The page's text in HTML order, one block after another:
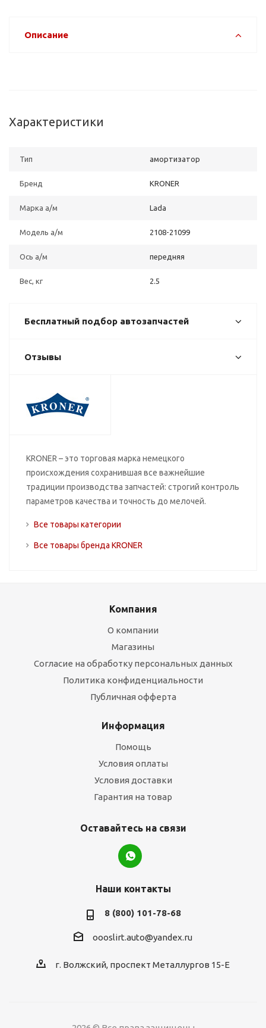
Описание
Характеристики
Тип амортизатор
Бренд KRONER
Марка а/м Lada
Модель а/м 2108-21099
Ось а/м передняя
Вес, кг 2.5
Бесплатный подбор автозапчастей
Отзывы
KRONER – это торговая марка немецкого
происхождения сохранившая все важнейшие
традиции производства запчастей: строгий контроль
параметров качества и точность до мелочей.
Все товары категории
Все товары бренда KRONER
Компания
О компании
Магазины
Согласие на обработку персональных данных
Политика конфиденциальности
Публичная офферта
Информация
Помощь
Условия оплаты
Условия доставки
Гарантия на товар
Оставайтесь на связи
Наши контакты
8 (800) 101-78-68
oooslirt.auto@yandex.ru
г. Волжский, проспект Металлургов 15-Е